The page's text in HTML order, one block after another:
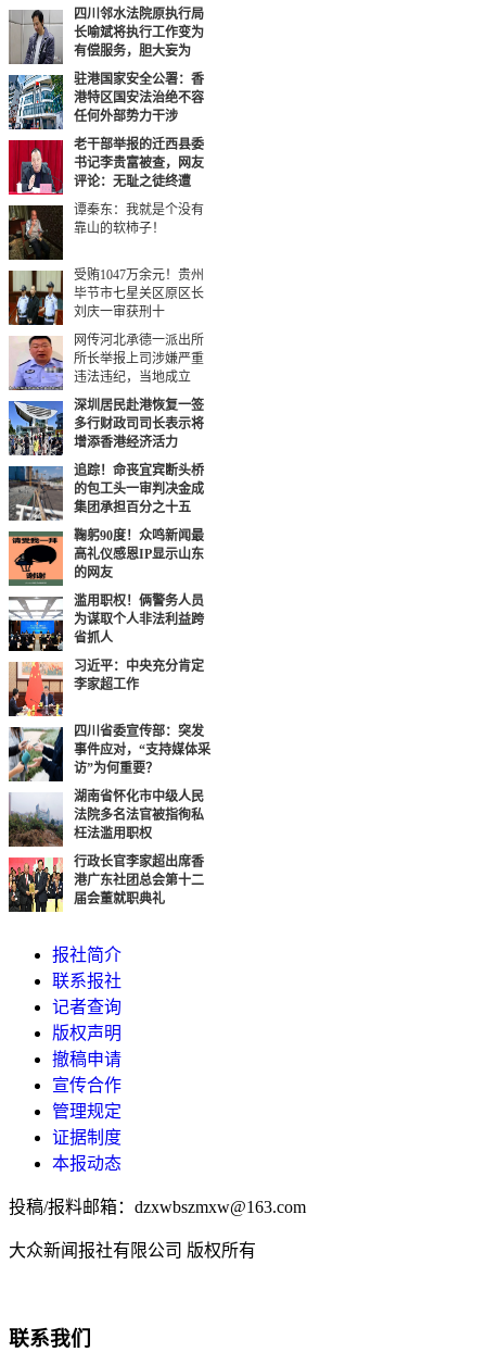
四川邻水法院原执行局
长喻斌将执行工作变为
有偿服务，胆大妄为
驻港国家安全公署：香
港特区国安法治绝不容
任何外部势力干涉
老干部举报的迁西县委
书记李贵富被查，网友
评论：无耻之徒终遭
谭秦东：我就是个没有
靠山的软柿子！
受贿1047万余元！贵州
毕节市七星关区原区长
刘庆一审获刑十
网传河北承德一派出所
所长举报上司涉嫌严重
违法违纪，当地成立
深圳居民赴港恢复一签
多行财政司司长表示将
增添香港经济活力
追踪！命丧宜宾断头桥
的包工头一审判决金成
集团承担百分之十五
鞠躬90度！众鸣新闻最
高礼仪感恩IP显示山东
的网友
滥用职权！俩警务人员
为谋取个人非法利益跨
省抓人
习近平：中央充分肯定
李家超工作
四川省委宣传部：突发
事件应对，“支持媒体采
访”为何重要？
湖南省怀化市中级人民
法院多名法官被指徇私
枉法滥用职权
行政长官李家超出席香
港广东社团总会第十二
届会董就职典礼
报社简介
联系报社
记者查询
版权声明
撤稿申请
宣传合作
管理规定
证据制度
本报动态
投稿/报料邮箱：dzxwbszmxw@163.com
大众新闻报社有限公司 版权所有
联系我们